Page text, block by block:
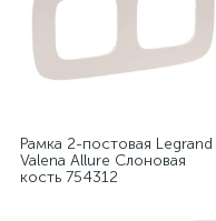
Рамка 2-постовая Legrand
Valena Allure Слоновая
кость 754312